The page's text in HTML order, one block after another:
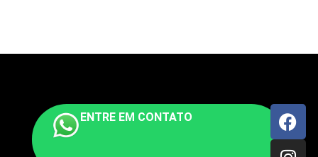
ENTRE EM CONTATO